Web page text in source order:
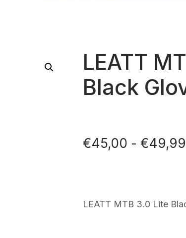
LEATT
Black
€45,00 - €49,99
LEATT MTB 3.0 Lite